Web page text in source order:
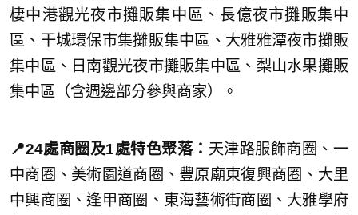
棲中港觀光夜市攤販集中區、長億夜市攤販集中
區、干城環保市集攤販集中區、大雅雅潭夜市攤販
集中區、日南觀光夜市攤販集中區、梨山水果攤販
集中區（含週邊部分參與商家）。
📍24處商圈及1處特色聚落： 天津路服飾商圈、一
中商圈、美術園道商圈、豐原廟東復興商圈、大里
中興商圈、逢甲商圈、東海藝術街商圈、大雅學府